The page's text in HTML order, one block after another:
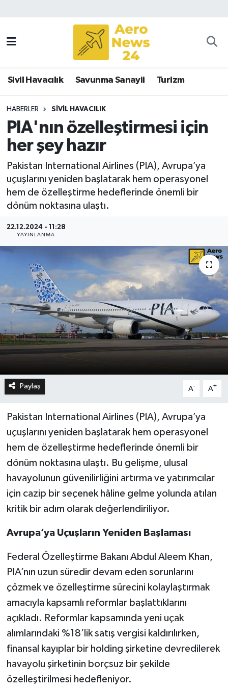
Sivil Havacılık Savunma Sanayii Turizm
HABERLER SIVIL HAVACILIK
PIA'nın özelleştirmesi için
her şey hazır
Pakistan International Airlines (PIA), Avrupa’ya
uçuşlarını yeniden başlatarak hem operasyonel
hem de özelleştirme hedeflerinde önemli bir
dönüm noktasına ulaştı.
22.12.2024 - 11:28
YAYINLANMA
Paylaş A- A+
Pakistan International Airlines (PIA), Avrupa’ya
uçuşlarını yeniden başlatarak hem operasyonel
hem de özelleştirme hedeflerinde önemli bir
dönüm noktasına ulaştı. Bu gelişme, ulusal
havayolunun güvenilirliğini artırma ve yatırımcılar
için cazip bir seçenek hâline gelme yolunda atılan
kritik bir adım olarak değerlendiriliyor.
Avrupa’ya Uçuşların Yeniden Başlaması
Federal Özelleştirme Bakanı Abdul Aleem Khan,
PIA’nın uzun süredir devam eden sorunlarını
çözmek ve özelleştirme sürecini kolaylaştırmak
amacıyla kapsamlı reformlar başlattıklarını
açıkladı. Reformlar kapsamında yeni uçak
alımlarındaki %18’lik satış vergisi kaldırılırken,
finansal kayıplar bir holding şirketine devredilerek
havayolu şirketinin borçsuz bir şekilde
özelleştirilmesi hedefleniyor.